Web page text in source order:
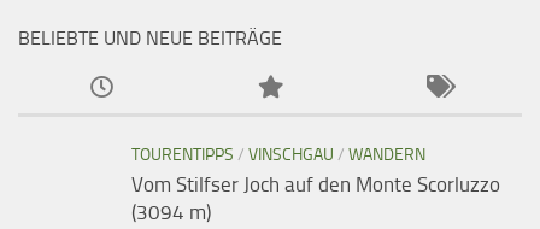
BELIEBTE UND NEUE BEITRÄGE
TOURENTIPPS / VINSCHGAU / WANDERN
Vom Stilfser Joch auf den Monte Scorluzzo
(3094 m)